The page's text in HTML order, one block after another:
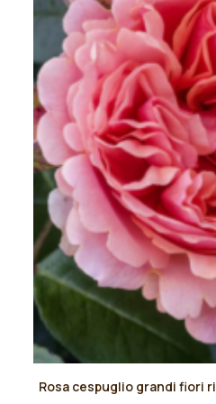
nella
pagina
del
prodotto
prodotto
Rosa cespuglio grandi fiori